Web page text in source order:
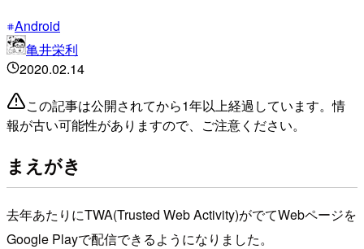
Android
亀井栄利
2020.02.14
この記事は公開されてから1年以上経過しています。情
報が古い可能性がありますので、ご注意ください。
まえがき
去年あたりにTWA(Trusted Web Activity)がでてWebページを
Google Playで配信できるようになりました。